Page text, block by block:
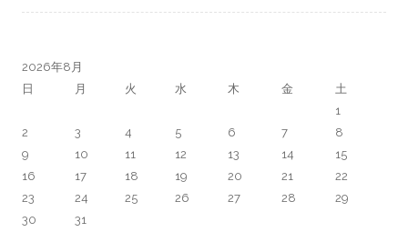
2026年8月
日
月 火 水 木 金 土
1
2
3 4 5 6 7
8
9
10 11 12 13 14
15
16
17 18 19 20 21
22
23
24 25 26 27 28
29
30
31